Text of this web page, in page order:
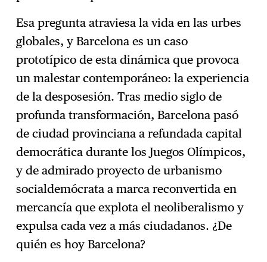
Esa pregunta atraviesa la vida en las urbes
globales, y Barcelona es un caso
prototípico de esta dinámica que provoca
un malestar contemporáneo: la experiencia
de la desposesión. Tras medio siglo de
profunda transformación, Barcelona pasó
de ciudad provinciana a refundada capital
democrática durante los Juegos Olímpicos,
y de admirado proyecto de urbanismo
socialdemócrata a marca reconvertida en
mercancía que explota el neoliberalismo y
expulsa cada vez a más ciudadanos. ¿De
quién es hoy Barcelona?